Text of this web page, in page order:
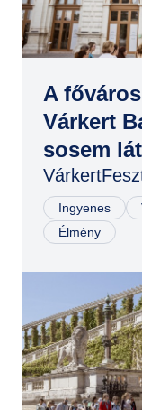
A
Várkert
sosem
Ingyenes
Élmény